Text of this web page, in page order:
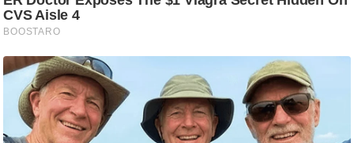
बॉ
वु
ड
हॉ
ली